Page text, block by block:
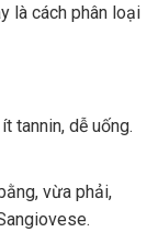
là cách phân loại
tannin, dễ uống.
vừa phải,